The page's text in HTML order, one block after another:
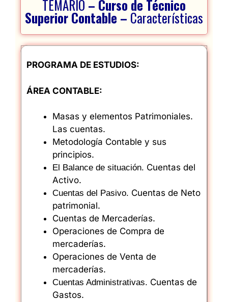
TEMARIO – Curso de Técnico
Superior Contable – Características
PROGRAMA DE ESTUDIOS:
ÁREA CONTABLE:
Masas y elementos Patrimoniales.
Las cuentas.
Metodología Contable y sus
principios.
El Balance de situación. Cuentas del
Activo.
Cuentas del Pasivo. Cuentas de Neto
patrimonial.
Cuentas de Mercaderías.
Operaciones de Compra de
mercaderías.
Operaciones de Venta de
mercaderías.
Cuentas Administrativas. Cuentas de
Gastos.